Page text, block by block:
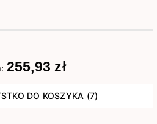
255,93 zł
DO KOSZYKA (7)